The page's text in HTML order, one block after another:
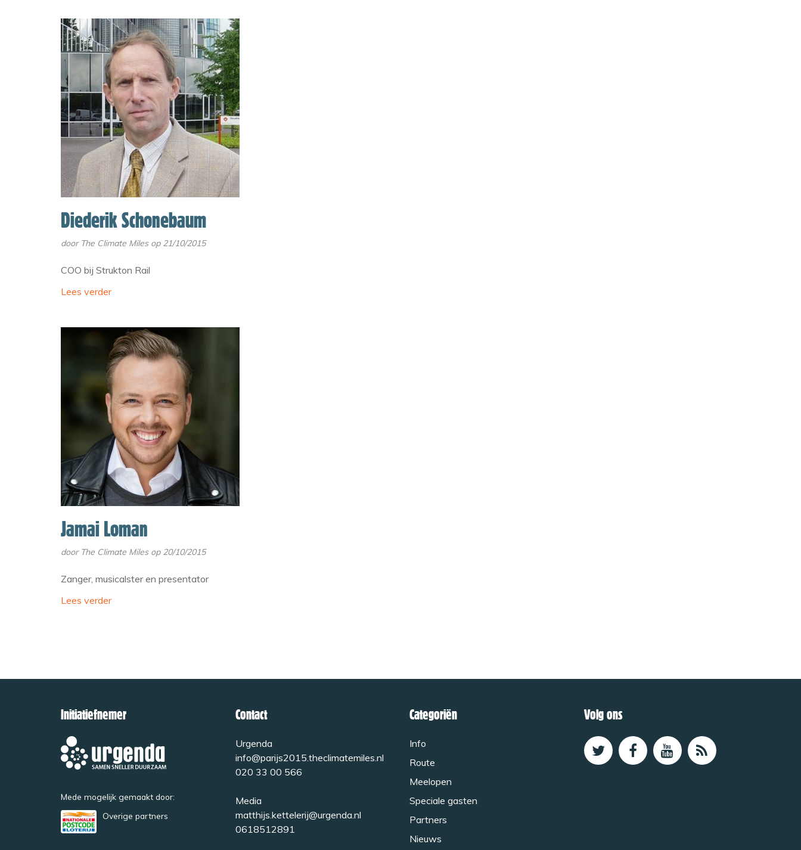
Diederik Schonebaum
door The Climate Miles op 21/10/2015
COO bij Strukton Rail
Lees verder
Jamai Loman
door The Climate Miles op 20/10/2015
Zanger, musicalster en presentator
Lees verder
Initiatiefnemer
Mede mogelijk gemaakt door:
Overige partners
Contact
Urgenda
info@parijs2015.theclimatemiles.nl
020 33 00 566
Media
matthijs.kettelerij@urgenda.nl
0618512891
Categoriën
Info
Route
Meelopen
Speciale gasten
Partners
Nieuws
Volg ons